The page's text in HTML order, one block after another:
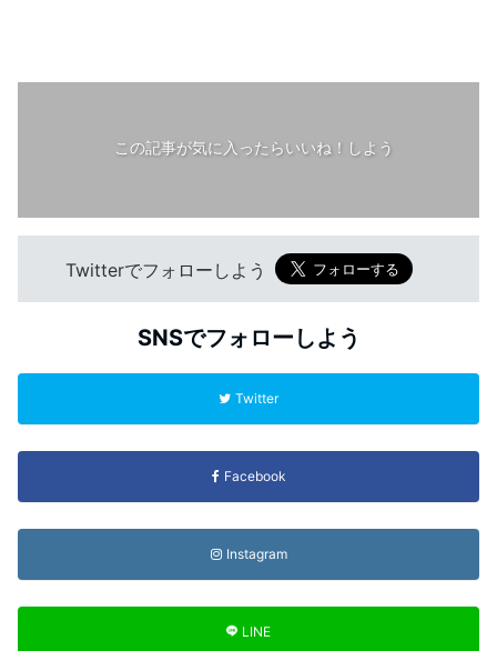
この記事が気に入ったらいいね！しよう
Twitterでフォローしよう
SNSでフォローしよう
Twitter
Facebook
Instagram
LINE